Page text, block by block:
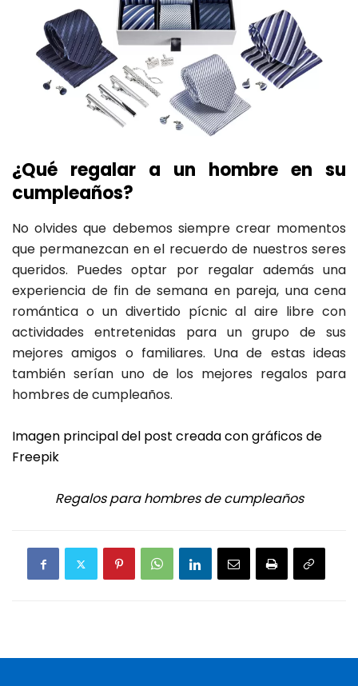
¿Qué regalar a un hombre en su
cumpleaños?
No olvides que debemos siempre crear momentos
que permanezcan en el recuerdo de nuestros seres
queridos. Puedes optar por regalar además una
experiencia de fin de semana en pareja, una cena
romántica o un divertido pícnic al aire libre con
actividades entretenidas para un grupo de sus
mejores amigos o familiares. Una de estas ideas
también serían uno de los mejores regalos para
hombres de cumpleaños.
Imagen principal del post creada con gráficos de
Freepik
Regalos para hombres de cumpleaños